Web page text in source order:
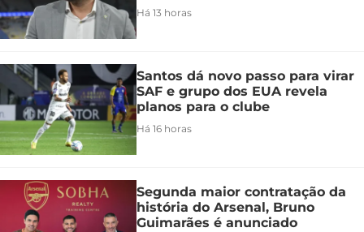
Há 13 horas
Santos dá novo passo para virar
SAF e grupo dos EUA revela
planos para o clube
Há 16 horas
Segunda maior contratação da
história do Arsenal, Bruno
Guimarães é anunciado